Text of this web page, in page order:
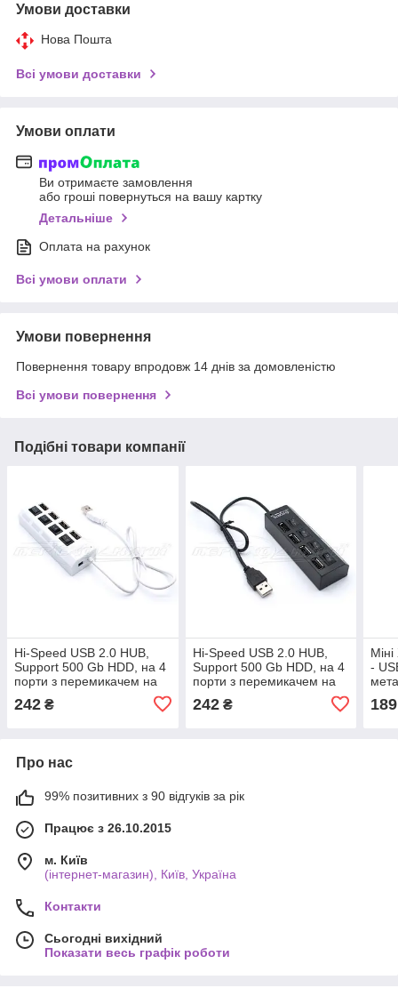
Умови доставки
Нова Пошта
Всі умови доставки
Умови оплати
Ви отримаєте замовлення
або гроші повернуться на вашу картку
Детальніше
Оплата на рахунок
Всі умови оплати
Умови повернення
Повернення товару впродовж 14 днів за домовленістю
Всі умови повернення
Подібні товари компанії
Hi-Speed USB 2.0 HUB,
Support 500 Gb HDD, на 4
порти з перемикачем на
242 ₴
Hi-Speed USB 2.0 HUB,
Support 500 Gb HDD, на 4
порти з перемикачем на
242₴
-
189
Про нас
99% позитивних з 90 відгуків за рік
Працює з 26.10.2015
м. Київ
(інтернет-магазин), Київ, Україна
Контакти
Сьогодні вихідний
Показати весь графік роботи